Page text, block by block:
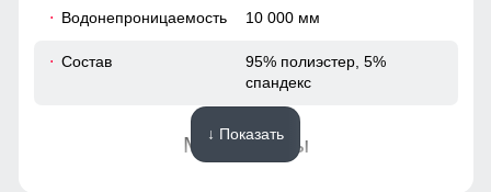
Водонепроницаемость 10 000 мм
Состав
95% полиэстер, 5%
спандекс
Материалы
↓ Показать